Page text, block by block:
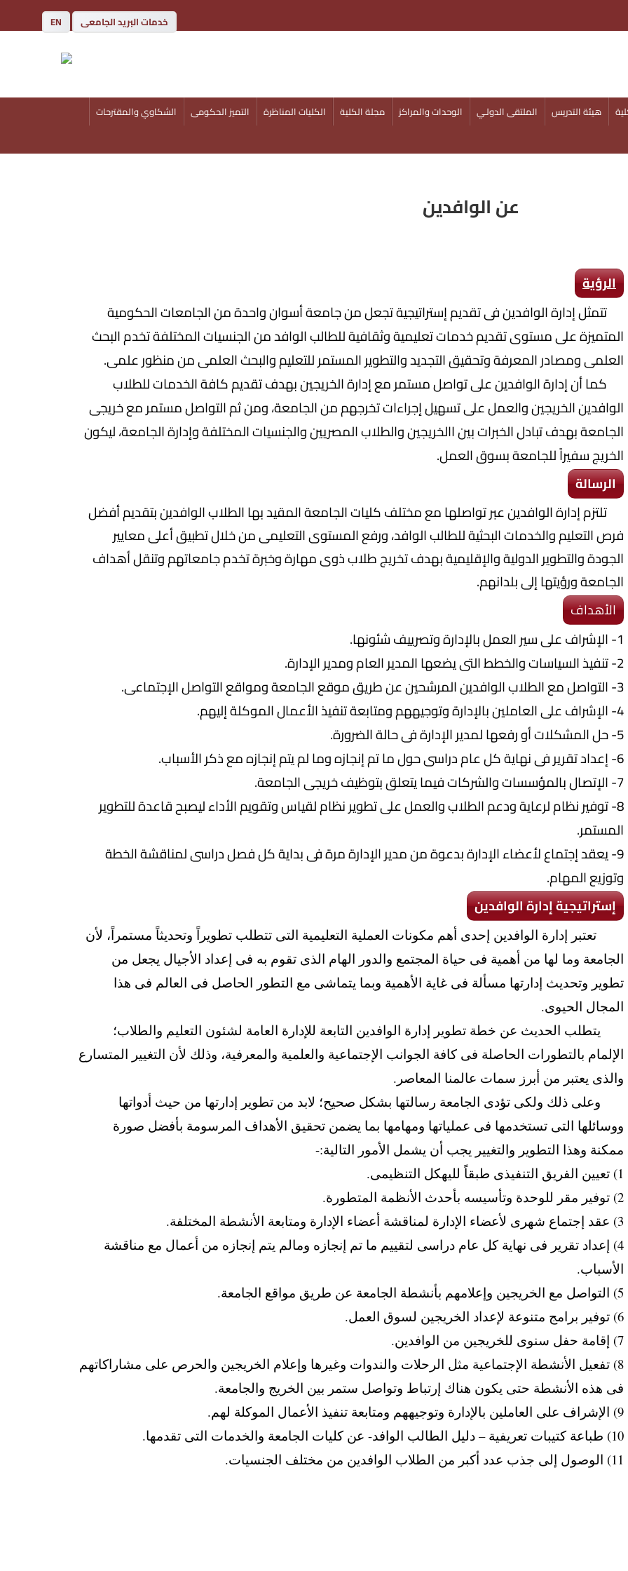
EN خدمات البريد الجامعى
هيئة التدريس الملتقى الدولـي الوحدات والمراكز مجلة الكلية الكليات المناظرة التميز الحكومى
الشكاوي والمقترحات
عن الوافدين
الرؤية
تتمثل إدارة الوافدين فى تقديم إستراتيجية تجعل من جامعة أسوان واحدة من الجامعات الحكومية
المتميزة على مستوى تقديم خدمات تعليمية وثقافية للطالب الوافد من الجنسيات المختلفة تخدم البحث
العلمى ومصادر المعرفة وتحقيق التجديد والتطوير المستمر للتعليم والبحث العلمى من منظور علمى.
كما أن إدارة الوافدين على تواصل مستمر مع إدارة الخريجين بهدف تقديم كافة الخدمات للطلاب
الوافدين الخريجين والعمل على تسهيل إجراءات تخرجهم من الجامعة، ومن ثم التواصل مستمر مع خريجى
الجامعة بهدف تبادل الخبرات بين االخريجين والطلاب المصريين والجنسيات المختلفة وإدارة الجامعة، ليكون
الخريج سفيراً للجامعة بسوق العمل.
الرسالة
تلتزم إدارة الوافدين عبر تواصلها مع مختلف كليات الجامعة المقيد بها الطلاب الوافدين بتقديم أفضل
فرص التعليم والخدمات البحثية للطالب الوافد، ورفع المستوى التعليمى من خلال تطبيق أعلى معايير
الجودة والتطوير الدولية والإقليمية بهدف تخريج طلاب ذوى مهارة وخبرة تخدم جامعاتهم وتنقل أهداف
الجامعة ورؤيتها إلى بلدانهم.
الأهداف
1- الإشراف على سير العمل بالإدارة وتصرييف شئونها.
2- تنفيذ السياسات والخطط التى يضعها المدير العام ومدير الإدارة.
3- التواصل مع الطلاب الوافدين المرشحين عن طريق موقع الجامعة ومواقع التواصل الإجتماعى.
4- الإشراف على العاملين بالإدارة وتوجيههم ومتابعة تنفيذ الأعمال الموكلة إليهم.
5- حل المشكلات أو رفعها لمدير الإدارة فى حالة الضرورة.
6- إعداد تقرير فى نهاية كل عام دراسى حول ما تم إنجازه وما لم يتم إنجازه مع ذكر الأسباب.
7- الإتصال بالمؤسسات والشركات فيما يتعلق بتوظيف خريجى الجامعة.
8- توفير نظام لرعاية ودعم الطلاب والعمل على تطوير نظام لقياس وتقويم الأداء ليصبح قاعدة للتطوير
المستمر.
9- يعقد إجتماع لأعضاء الإدارة بدعوة من مدير الإدارة مرة فى بداية كل فصل دراسى لمناقشة الخطة
وتوزيع المهام.
إستراتيجية إدارة الوافدين
تعتبر إدارة الوافدين إحدى أهم مكونات العملية التعليمية التى تتطلب تطويراً وتحديثاً مستمراً، لأن
الجامعة وما لها من أهمية فى حياة المجتمع والدور الهام الذى تقوم به فى إعداد الأجيال يجعل من
تطوير وتحديث إدارتها مسألة فى غاية الأهمية وبما يتماشى مع التطور الحاصل فى العالم فى هذا
المجال الحيوى.
يتطلب الحديث عن خطة تطوير إدارة الوافدين التابعة للإدارة العامة لشئون التعليم والطلاب؛
الإلمام بالتطورات الحاصلة فى كافة الجوانب الإجتماعية والعلمية والمعرفية، وذلك لأن التغيير المتسارع
والذى يعتبر من أبرز سمات عالمنا المعاصر.
وعلى ذلك ولكى تؤدى الجامعة رسالتها بشكل صحيح؛ لابد من تطوير إدارتها من حيث أدواتها
ووسائلها التى تستخدمها فى عملياتها ومهامها بما يضمن تحقيق الأهداف المرسومة بأفضل صورة
ممكنة وهذا التطوير والتغيير يجب أن يشمل الأمور التالية:-
1) تعيين الفريق التنفيذى طبقاً لليهكل التنظيمى.
2) توفير مقر للوحدة وتأسيسه بأحدث الأنظمة المتطورة.
3) عقد إجتماع شهرى لأعضاء الإدارة لمناقشة أعضاء الإدارة ومتابعة الأنشطة المختلفة.
4) إعداد تقرير فى نهاية كل عام دراسى لتقييم ما تم إنجازه ومالم يتم إنجازه من أعمال مع مناقشة
الأسباب.
5) التواصل مع الخريجين وإعلامهم بأنشطة الجامعة عن طريق مواقع الجامعة.
6) توفير برامج متنوعة لإعداد الخريجين لسوق العمل.
7) إقامة حفل سنوى للخريجين من الوافدين.
8) تفعيل الأنشطة الإجتماعية مثل الرحلات والندوات وغيرها وإعلام الخريجين والحرص على مشاراكاتهم
فى هذه الأنشطة حتى يكون هناك إرتباط وتواصل ستمر بين الخريج والجامعة.
9) الإشراف على العاملين بالإدارة وتوجيههم ومتابعة تنفيذ الأعمال الموكلة لهم.
10) طباعة كتيبات تعريفية – دليل الطالب الوافد- عن كليات الجامعة والخدمات التى تقدمها.
11) الوصول إلى جذب عدد أكبر من الطلاب الوافدين من مختلف الجنسيات.